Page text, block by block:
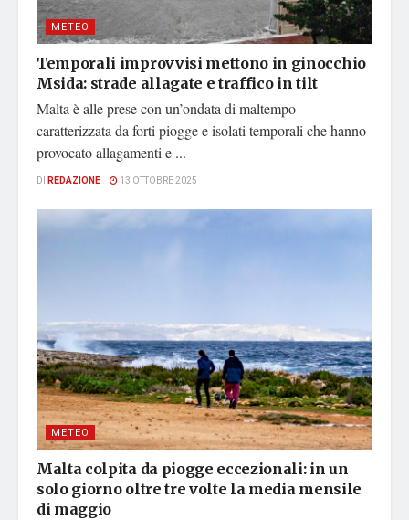
METEO
Temporali improvvisi mettono in ginocchio
Msida: strade allagate e traffico in tilt
Malta è alle prese con un’ondata di maltempo
caratterizzata da forti piogge e isolati temporali che hanno
provocato allagamenti e ...
DI REDAZIONE 13 OTTOBRE 2025
METEO
Malta colpita da piogge eccezionali: in un
solo giorno oltre tre volte la media mensile
di maggio